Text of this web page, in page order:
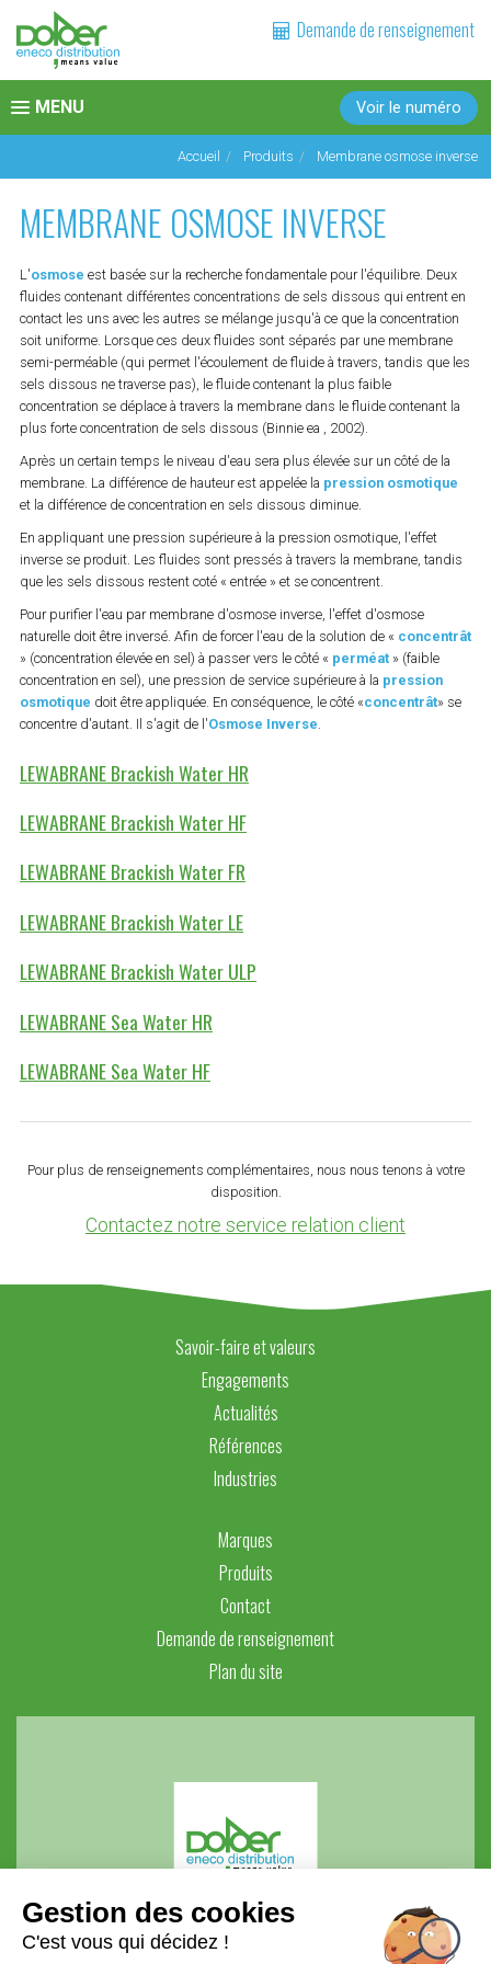
Demande de renseignement
Toggle
navigation
MENU Voir le numéro
Accueil Produits Membrane osmose inverse
MEMBRANE OSMOSE INVERSE
L'osmose est basée sur la recherche fondamentale pour l'équilibre. Deux
fluides contenant différentes concentrations de sels dissous qui entrent en
contact les uns avec les autres se mélange jusqu'à ce que la concentration
soit uniforme. Lorsque ces deux fluides sont séparés par une membrane
semi-perméable (qui permet l'écoulement de fluide à travers, tandis que les
sels dissous ne traverse pas), le fluide contenant la plus faible
concentration se déplace à travers la membrane dans le fluide contenant la
plus forte concentration de sels dissous (Binnie ea , 2002).
Après un certain temps le niveau d'eau sera plus élevée sur un côté de la
membrane. La différence de hauteur est appelée la pression osmotique
et la différence de concentration en sels dissous diminue.
En appliquant une pression supérieure à la pression osmotique, l'effet
inverse se produit. Les fluides sont pressés à travers la membrane, tandis
que les sels dissous restent coté « entrée » et se concentrent.
Pour purifier l'eau par membrane d'osmose inverse, l'effet d'osmose
naturelle doit être inversé. Afin de forcer l'eau de la solution de « concentrât
» (concentration élevée en sel) à passer vers le côté « perméat » (faible
concentration en sel), une pression de service supérieure à la pression
osmotique doit être appliquée. En conséquence, le côté «concentrât» se
concentre d'autant. Il s'agit de l'Osmose Inverse.
LEWABRANE Brackish Water HR
LEWABRANE Brackish Water HF
LEWABRANE Brackish Water FR
LEWABRANE Brackish Water LE
LEWABRANE Brackish Water ULP
LEWABRANE Sea Water HR
LEWABRANE Sea Water HF
Pour plus de renseignements complémentaires, nous nous tenons à votre
disposition.
Contactez notre service relation client
Savoir-faire et valeurs
Engagements
Actualités
Références
Industries
Marques
Produits
Contact
Demande de renseignement
Plan du site
DOLDER ENECO DISTRIBUTION
Gestion des cookies
C'est vous qui décidez !